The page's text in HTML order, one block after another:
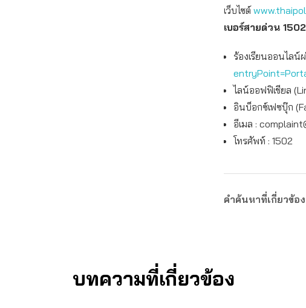
เว็บไซต์
เบอร์สายด่วน 1502
ร้องเรียนออนไลน์
ไลน์ออฟฟิเชียล
อินบ็อกซ์เฟซบุ๊ก
อีเมล :
โทรศัพท์ : 1502
คำค้นหาที่เกี่ยวข้อง
บทความที่เกี่ยวข้อง